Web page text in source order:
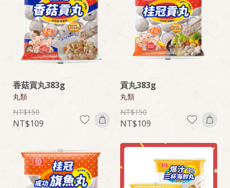
香菇貢丸383g
丸類
150
109
貢丸383g
丸類
150
109